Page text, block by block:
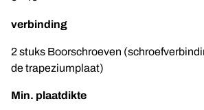
verbinding
2 stuks Boorschroeven
de trapeziumplaat)
Min. plaatdikte